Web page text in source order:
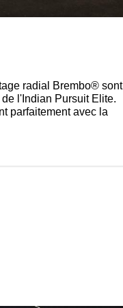
radial Brembo® sont
l'Indian Pursuit Elite.
parfaitement avec la